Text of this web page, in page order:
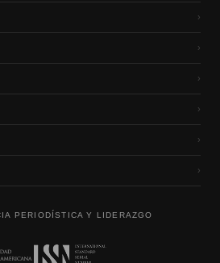
›
›
›
›
›
›
PERIODÍSTICA Y LIDERAZGO